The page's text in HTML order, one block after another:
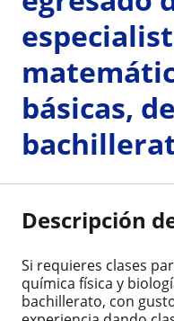
básicas,
Descripción
Si requieres clases
química física y
bachillerato, con